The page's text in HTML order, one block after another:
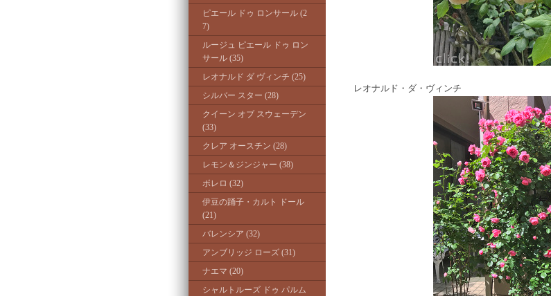
ピエール ドゥ ロンサール (2
7)
ルージュ ピエール ドゥ ロン
サール (35)
レオナルド ダ ヴィンチ (25)
シルバー スター (28)
クイーン オブ スウェーデン
(33)
クレア オースチン (28)
レモン＆ジンジャー (38)
ボレロ (32)
伊豆の踊子・カルト ドール
(21)
バレンシア (32)
アンブリッジ ローズ (31)
ナエマ (20)
シャルトルーズ ドゥ パルム
レオナルド・ダ・ヴィンチ